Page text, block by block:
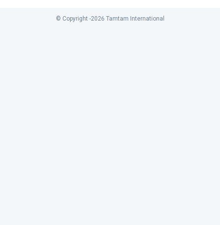
© Copyright -2026 Tamtam International